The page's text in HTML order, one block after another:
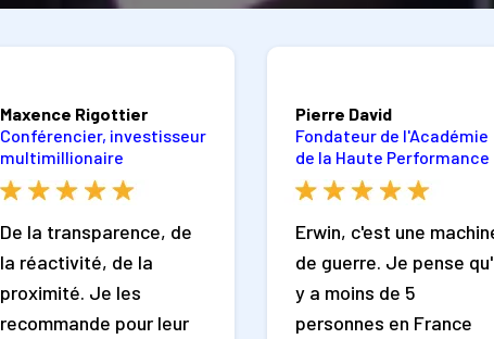
Maxence Rigottier
Conférencier, investisseur
multimillionaire
De la transparence, de
la réactivité, de la
proximité. Je les
recommande pour leur
Pierre David
Fondateur de l'Académie
de la Haute Performance
Erwin, c'est une
de guerre. Je pense
y a moins de 5
personnes en France